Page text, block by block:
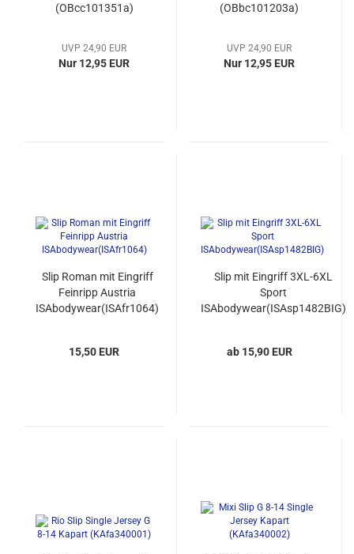
(OBcc101351a)
UVP 24,90 EUR
Nur 12,95 EUR
(OBbc101203a)
UVP 24,90 EUR
Nur 12,95 EUR
Slip Roman mit Eingriff
Feinripp Austria
ISAbodywear(ISAfr1064)
15,50 EUR
Slip mit Eingriff 3XL-6XL
Sport
ISAbodywear(ISAsp1482BIG)
ab 15,90 EUR